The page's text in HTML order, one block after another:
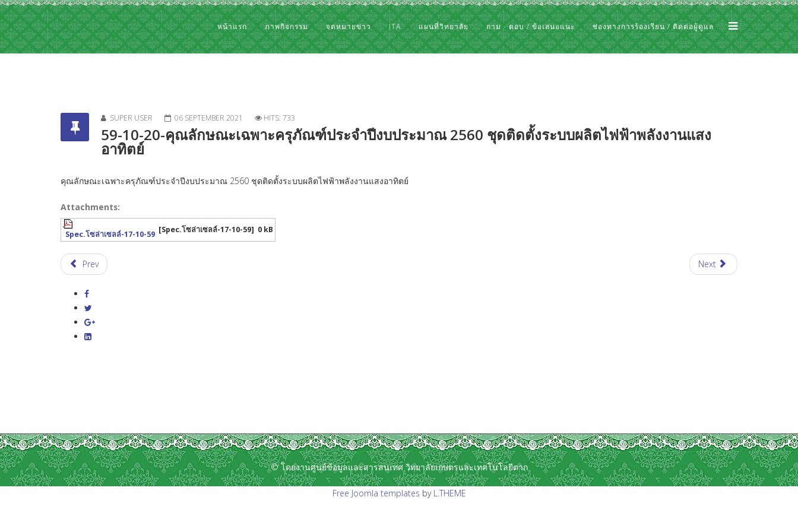
หน้าแรก ภาพกิจกรรม จดหมายข่าว ITA แผนที่วิทยาลัย ถาม - ตอบ / ข้อเสนอแนะ ช่องทางการร้องเรียน / ติดต่อผู้ดูแล
SUPER USER 06 SEPTEMBER 2021 HITS: 733
59-10-20-คุณลักษณะเฉพาะครุภัณฑ์ประจำปีงบประมาณ 2560 ชุดติดตั้งระบบผลิตไฟฟ้าพลังงานแสง
อาทิตย์
คุณลักษณะเฉพาะครุภัณฑ์ประจำปีงบประมาณ 2560 ชุดติดตั้งระบบผลิตไฟฟ้าพลังงานแสงอาทิตย์
Attachments:
Spec.โซล่าเซลล์-17-10-59 [Spec.โซล่าเซลล์-17-10-59] 0 kB
Prev Next
© โดยงานศูนย์ข้อมูลและสารสนเทศ วิทยาลัยเกษตรและเทคโนโลยีตาก
Free Joomla templates by L.THEME